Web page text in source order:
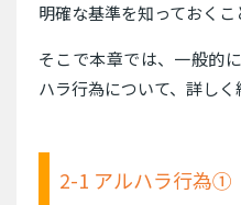
明確な基準を知っておくこ
そこで本章では、一般的
ハラ行為について、詳しく
2-1 アルハラ行為①